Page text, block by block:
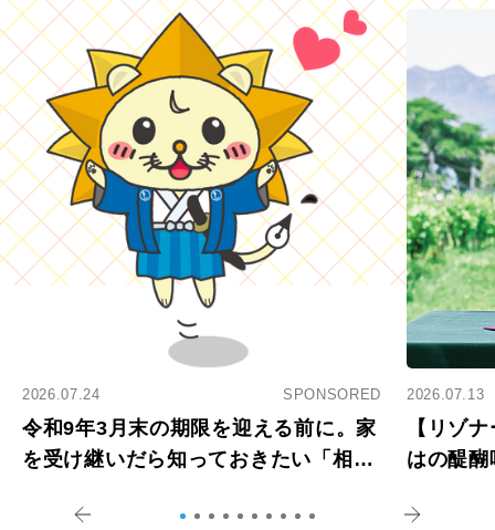
2026.07.24 SPONSORED
令和9年3月末の期限を迎える前に。家
を受け継いだら知っておきたい「相続
2026.07.13
【リゾ
はの醍